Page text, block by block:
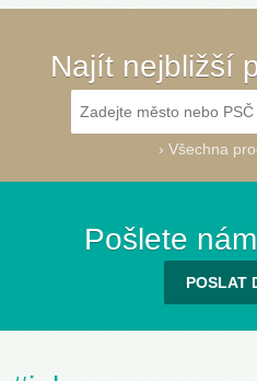
Najít nejbližší
› Všechna
Pošlete
POSLAT